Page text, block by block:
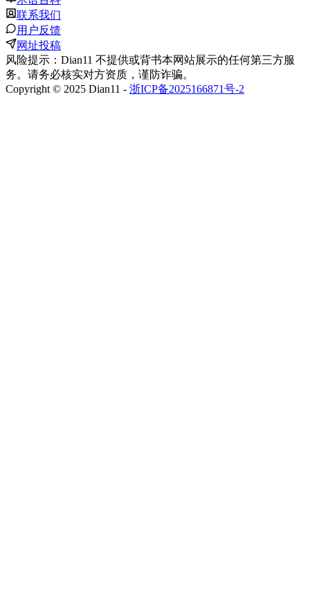
联系我们
用户反馈
网址投稿
风险提示：Dian11 不提供或背书本网站展示的任何第三方服
务。请务必核实对方资质，谨防诈骗。
Copyright © 2025 Dian11 - 浙ICP备2025166871号-2